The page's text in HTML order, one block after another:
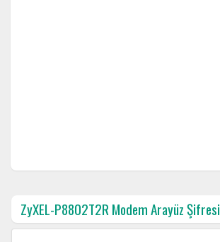
ZyXEL-P8802T2R Modem Arayüz Şifresi